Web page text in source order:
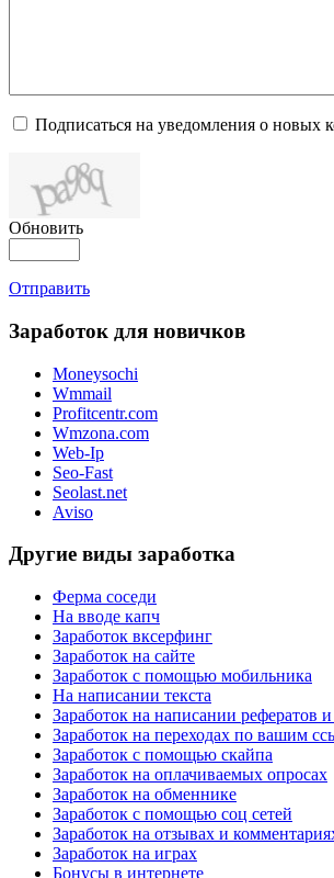
Подписаться на уведомления о новых
Обновить
Отправить
Заработок для новичков
Moneysochi
Wmmail
Profitcentr.com
Wmzona.com
Web-Ip
Seo-Fast
Seolast.net
Aviso
Другие виды заработка
Ферма соседи
На вводе капч
Заработок вксерфинг
Заработок на сайте
Заработок с помощью мобильника
На написании текста
Заработок на написании рефератов
Заработок на переходах по вашим
Заработок с помощью скайпа
Заработок на оплачиваемых опросах
Заработок на обменнике
Заработок с помощью соц сетей
Заработок на отзывах и
Заработок на играх
Бонусы в интернете